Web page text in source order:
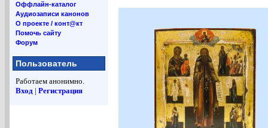
Оффлайн-каталог
Аудиозаписи канонов
О проекте / конт@кт
Помочь сайту
Форум
Пользователь
Работаем анонимно.
Вход | Регистрация